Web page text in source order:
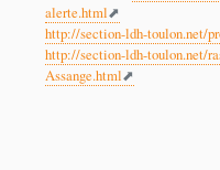
alerte.html
http://section-ldh-toulon.net/
http://section-ldh-toulon.net/
Assange.html